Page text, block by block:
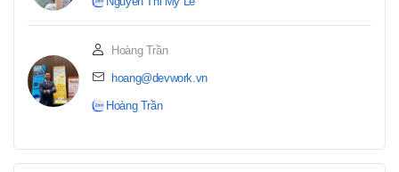
Hoàng Trần
hoang@devwork.vn
Hoàng Trần